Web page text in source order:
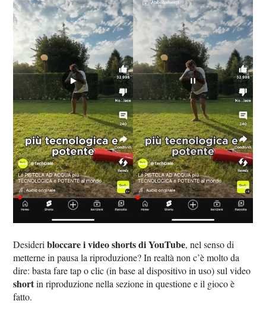
Desideribloccare i video shorts di YouTube, nel senso di
metterne in pausa la riproduzione? In realtà non c’è molto da
dire: basta fare tap o clic (in base al dispositivo in uso) sul video
shortin riproduzione nella sezione in questione e il gioco è
fatto.